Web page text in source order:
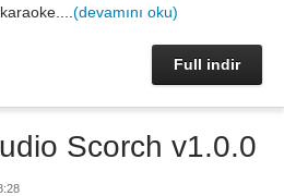
(devamını oku)
Full indir
Scorch v1.0.0